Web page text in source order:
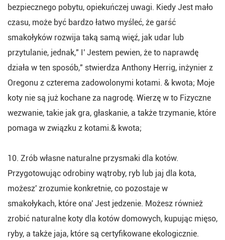
bezpiecznego pobytu, opiekuńczej uwagi. Kiedy Jest mało
czasu, może być bardzo łatwo myśleć, że garść
smakołyków rozwija taką samą więź, jak udar lub
przytulanie, jednak," I' Jestem pewien, że to naprawdę
działa w ten sposób," stwierdza Anthony Herrig, inżynier z
Oregonu z czterema zadowolonymi kotami. & kwota; Moje
koty nie są już kochane za nagrodę. Wierzę w to Fizyczne
wezwanie, takie jak gra, głaskanie, a także trzymanie, które
pomaga w związku z kotami.& kwota;
10. Zrób własne naturalne przysmaki dla kotów.
Przygotowując odrobiny wątroby, ryb lub jaj dla kota,
możesz' zrozumie konkretnie, co pozostaje w
smakołykach, które ona' Jest jedzenie. Możesz również
zrobić naturalne koty dla kotów domowych, kupując mięso,
ryby, a także jaja, które są certyfikowane ekologicznie.